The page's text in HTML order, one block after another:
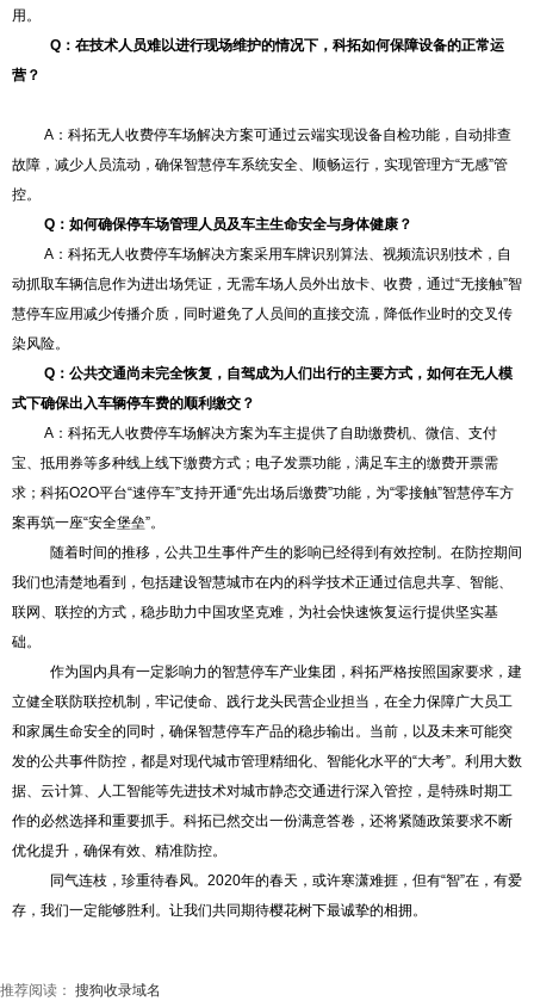
用。
Q：在技术人员难以进行现场维护的情况下，科拓如何保障设备的正常运
营？
A：科拓无人收费停车场解决方案可通过云端实现设备自检功能，自动排查
故障，减少人员流动，确保智慧停车系统安全、顺畅运行，实现管理方“无感”管
控。
Q：如何确保停车场管理人员及车主生命安全与身体健康？
A：科拓无人收费停车场解决方案采用车牌识别算法、视频流识别技术，自
动抓取车辆信息作为进出场凭证，无需车场人员外出放卡、收费，通过“无接触”智
慧停车应用减少传播介质，同时避免了人员间的直接交流，降低作业时的交叉传
染风险。
Q：公共交通尚未完全恢复，自驾成为人们出行的主要方式，如何在无人模
式下确保出入车辆停车费的顺利缴交？
A：科拓无人收费停车场解决方案为车主提供了自助缴费机、微信、支付
宝、抵用券等多种线上线下缴费方式；电子发票功能，满足车主的缴费开票需
求；科拓O2O平台“速停车”支持开通“先出场后缴费”功能，为“零接触”智慧停车方
案再筑一座“安全堡垒”。
随着时间的推移，公共卫生事件产生的影响已经得到有效控制。在防控期间
我们也清楚地看到，包括建设智慧城市在内的科学技术正通过信息共享、智能、
联网、联控的方式，稳步助力中国攻坚克难，为社会快速恢复运行提供坚实基
础。
作为国内具有一定影响力的智慧停车产业集团，科拓严格按照国家要求，建
立健全联防联控机制，牢记使命、践行龙头民营企业担当，在全力保障广大员工
和家属生命安全的同时，确保智慧停车产品的稳步输出。当前，以及未来可能突
发的公共事件防控，都是对现代城市管理精细化、智能化水平的“大考”。利用大数
据、云计算、人工智能等先进技术对城市静态交通进行深入管控，是特殊时期工
作的必然选择和重要抓手。科拓已然交出一份满意答卷，还将紧随政策要求不断
优化提升，确保有效、精准防控。
同气连枝，珍重待春风。2020年的春天，或许寒潇难捱，但有“智”在，有爱
存，我们一定能够胜利。让我们共同期待樱花树下最诚挚的相拥。
推荐阅读： 搜狗收录域名